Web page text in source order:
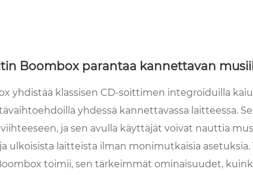
Boombox parantaa kannettavan
yhdistää klassisen CD-soittimen integroiduilla
yhdessä kannettavassa laitteessa.
ja sen avulla käyttäjät voivat nauttia
ulkoisista laitteista ilman monimutkaisia ​​asetuksia.
toimii, sen tärkeimmät ominaisuudet,